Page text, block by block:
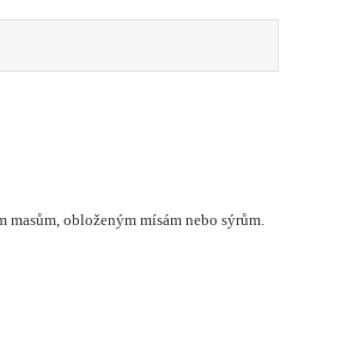
obloženým mísám nebo sýrům.